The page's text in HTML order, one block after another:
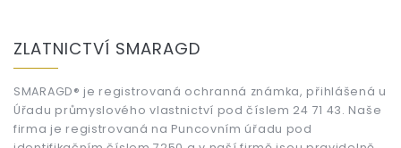
ZLATNICTVÍ SMARAGD
SMARAGD® je registrovaná ochranná známka, přihlášená u
Úřadu průmyslového vlastnictví pod číslem 24 71 43. Naše
firma je registrovaná na Puncovním úřadu pod